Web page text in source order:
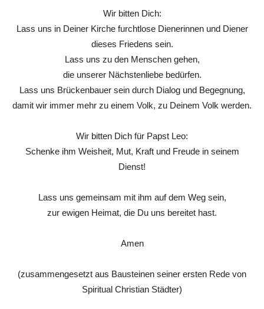
Wir bitten Dich:
Lass uns in Deiner Kirche furchtlose Dienerinnen und Diener
dieses Friedens sein.
Lass uns zu den Menschen gehen,
die unserer Nächstenliebe bedürfen.
Lass uns Brückenbauer sein durch Dialog und Begegnung,
damit wir immer mehr zu einem Volk, zu Deinem Volk werden.
Wir bitten Dich für Papst Leo:
Schenke ihm Weisheit, Mut, Kraft und Freude in seinem
Dienst!
Lass uns gemeinsam mit ihm auf dem Weg sein,
zur ewigen Heimat, die Du uns bereitet hast.
Amen
(zusammengesetzt aus Bausteinen seiner ersten Rede von
Spiritual Christian Städter)